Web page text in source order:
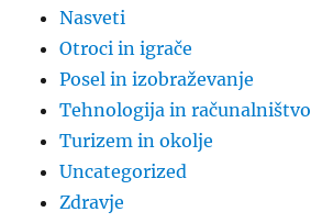
Nasveti
Otroci in igrače
Posel in izobraževanje
Tehnologija in računalništvo
Turizem in okolje
Uncategorized
Zdravje